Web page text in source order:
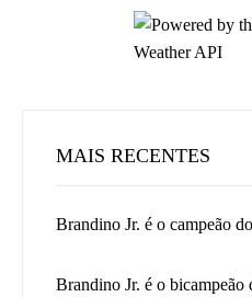
MAIS RECENTES
Brandino Jr. é o campeão
Brandino Jr. é o